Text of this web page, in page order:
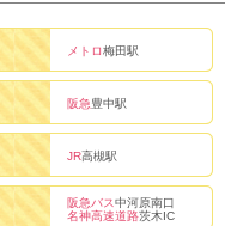
メトロ梅田駅
阪急豊中駅
JR高槻駅
阪急バス中河原南口
名神高速道路茨木IC